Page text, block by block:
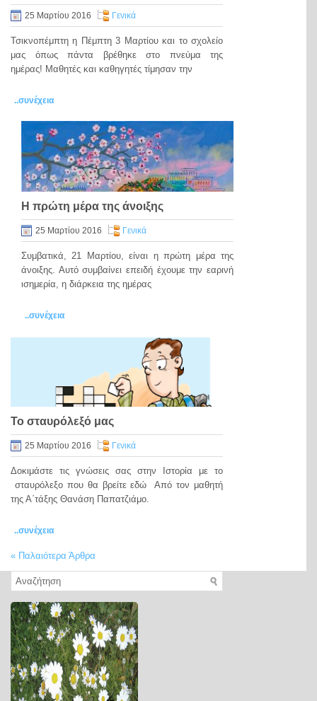
25 Μαρτίου 2016 Γενικά
Τσικνοπέμπτη η Πέμπτη 3 Μαρτίου και το σχολείο
μας όπως πάντα βρέθηκε στο πνεύμα της
ημέρας! Μαθητές και καθηγητές τίμησαν την
..συνέχεια
Η πρώτη μέρα της άνοιξης
25 Μαρτίου 2016 Γενικά
Συμβατικά, 21 Μαρτίου, είναι η πρώτη μέρα της
άνοιξης. Αυτό συμβαίνει επειδή έχουμε την εαρινή
ισημερία, η διάρκεια της ημέρας
..συνέχεια
Το σταυρόλεξό μας
25 Μαρτίου 2016 Γενικά
Δοκιμάστε τις γνώσεις σας στην Ιστορία με το
σταυρόλεξο που θα βρείτε εδώ Από τον μαθητή
της Α΄τάξης Θανάση Παπατζιάμο.
..συνέχεια
« Παλαιότερα Άρθρα